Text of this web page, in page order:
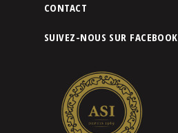
CONTACT
SUIVEZ-NOUS SUR FACEBOOK